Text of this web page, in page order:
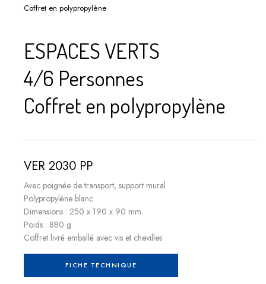
Coffret en polypropylène
ESPACES VERTS
4/6 Personnes
Coffret en polypropylène
VER 2030 PP
Avec poignée de transport, support mural
Polypropylène blanc
Dimensions : 250 x 190 x 90 mm
Poids : 880 g
Coffret livré emballé avec vis et chevilles
FICHE TECHNIQUE